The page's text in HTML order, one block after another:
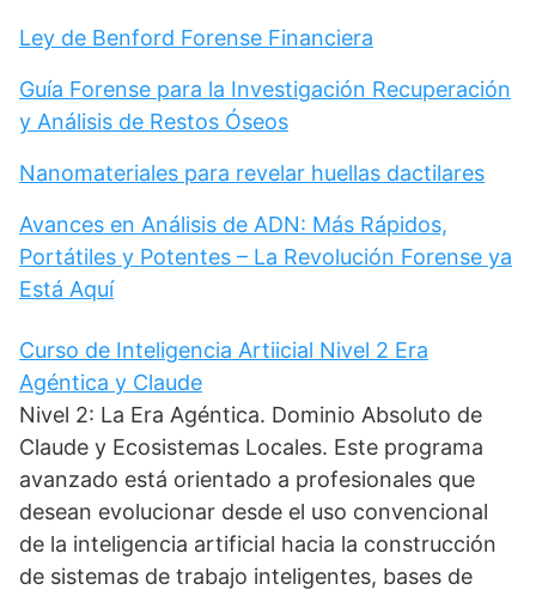
Ley de Benford Forense Financiera
Guía Forense para la Investigación Recuperación
y Análisis de Restos Óseos
Nanomateriales para revelar huellas dactilares
Avances en Análisis de ADN: Más Rápidos,
Portátiles y Potentes – La Revolución Forense ya
Está Aquí
Curso de Inteligencia Artiicial Nivel 2 Era
Agéntica y Claude
Nivel 2: La Era Agéntica. Dominio Absoluto de
Claude y Ecosistemas Locales. Este programa
avanzado está orientado a profesionales que
desean evolucionar desde el uso convencional
de la inteligencia artificial hacia la construcción
de sistemas de trabajo inteligentes, bases de